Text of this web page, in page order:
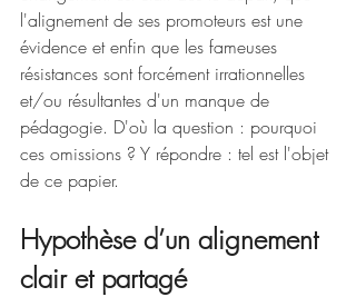
l'alignement de ses promoteurs est une
évidence et enfin que les fameuses
résistances sont forcément irrationnelles
et/ou résultantes d'un manque de
pédagogie. D'où la question : pourquoi
ces omissions ? Y répondre : tel est l'objet
de ce papier.
Hypothèse d’un alignement
clair et partagé